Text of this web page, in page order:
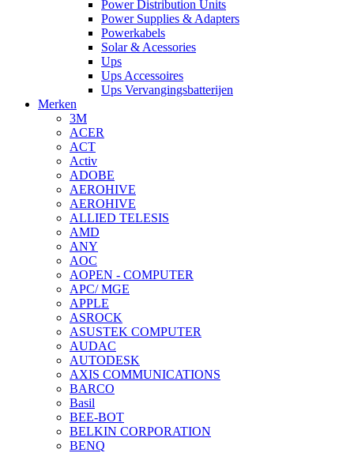
Power Distribution Units
Power Supplies & Adapters
Powerkabels
Solar & Acessories
Ups
Ups Accessoires
Ups Vervangingsbatterijen
Merken
3M
ACER
ACT
Activ
ADOBE
AEROHIVE
AEROHIVE
ALLIED TELESIS
AMD
ANY
AOC
AOPEN - COMPUTER
APC/ MGE
APPLE
ASROCK
ASUSTEK COMPUTER
AUDAC
AUTODESK
AXIS COMMUNICATIONS
BARCO
Basil
BEE-BOT
BELKIN CORPORATION
BENQ